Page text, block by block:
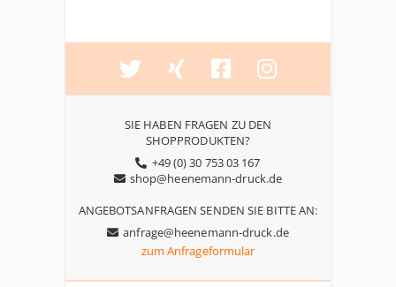
SIE HABEN FRAGEN ZU DEN
SHOPPRODUKTEN?
+49 (0) 30 753 03 167
shop@heenemann-druck.de
ANGEBOTSANFRAGEN SENDEN SIE BITTE AN:
anfrage@heenemann-druck.de
zum Anfrageformular